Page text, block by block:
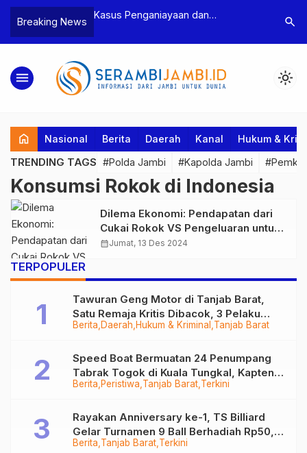
Breaking News
Bea Cukai
Pelaku beserta
dan 146 Gram
Kasus Penganiayaan dan
Tebo Tetapkan Dua Tersangka
Polres
Dua
search
menu light_mode
home Nasional Berita Daerah Kanal Hukum &
TRENDING TAGS #Polda Jambi #Kapolda Jambi
Konsumsi Rokok di Indonesia
Dilema Ekonomi: Pendapatan dari
Cukai Rokok VS Pengeluaran untuk
Pengobatan Penyakit Terkait Rokok
calendar_monthJumat, 13 Des 2024
TERPOPULER
Berita Daerah Hukum & Kriminal Tanjab Barat
Tawuran Geng Motor di Tanjab Barat,
Satu Remaja Kritis Dibacok, 3 Pelaku
Ditangkap
Berita Peristiwa Tanjab Barat Terkini
Speed Boat Bermuatan 24 Penumpang
Tabrak Togok di Kuala Tungkal, Kapten
Sempat Hilang
Berita Tanjab Barat Terkini
Rayakan Anniversary ke-1, TS Billiard
Gelar Turnamen 9 Ball Berhadiah Rp50,8
Juta